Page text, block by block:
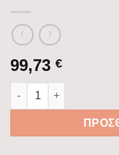
99,73 €
ΣΠΟΤ ΟΡΟΦΗΣ ΤΡΙΠΛΟ